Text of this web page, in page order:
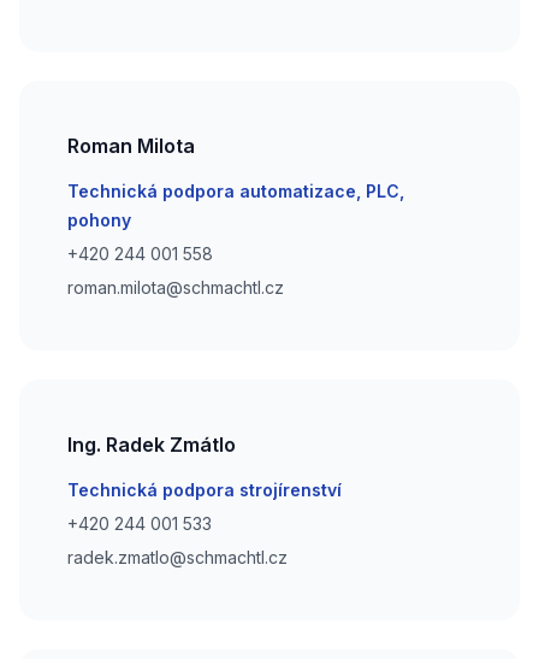
Roman Milota
Email
Technická podpora automatizace, PLC,
pohony
Phone number
+420 244 001 558
Phone number
roman.milota@schmachtl.cz
Ing. Radek Zmátlo
Email
Technická podpora strojírenství
Phone number
+420 244 001 533
Phone number
radek.zmatlo@schmachtl.cz